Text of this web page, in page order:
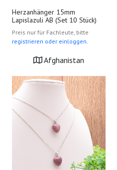
Herzanhänger 15mm
Lapislazuli AB (Set 10 Stück)
Preis nur für Fachleute, bitte
registrieren oder einloggen.
Afghanistan